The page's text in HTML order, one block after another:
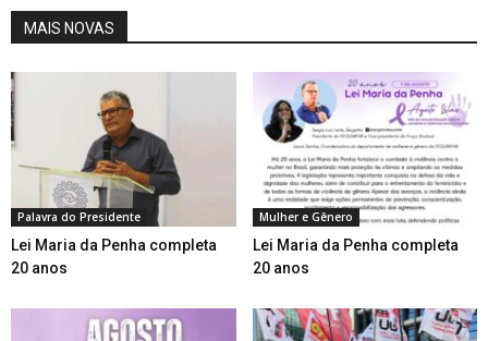
MAIS NOVAS
Palavra do Presidente
Lei Maria da Penha completa
20 anos
Mulher e Gênero
Lei Maria da Penha completa
20 anos